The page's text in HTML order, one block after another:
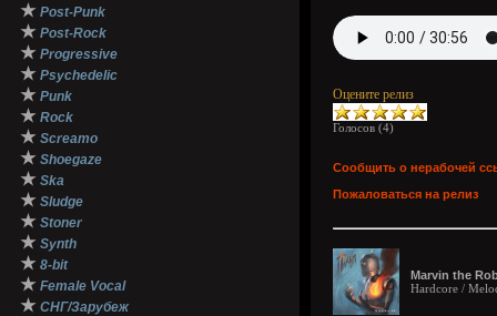
★ Post-Punk
★ Post-Rock
★ Progressive
★ Psychedelic
★ Punk
★ Rock
★ Screamo
★ Shoegaze
★ Ska
★ Sludge
★ Stoner
★ Synth
★ 8-bit
★ Female Vocal
★ СНГ/Зарубеж
Оцените релиз
Голосов (4)
Сообщить о нерабочей
Пожаловаться на релиз
Marvin the
Hardcore /